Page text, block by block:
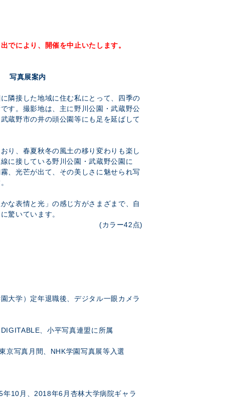
でにより、開催を中止いたします。
写真展案内
隣接した地域に住む私にとって、四季の
す。撮影地は、主に野川公園・武蔵野公
蔵野市の井の頭公園等にも足を延ばして
り、春夏秋冬の風土の移り変わりも楽し
に接している野川公園・武蔵野公園に
、光芒が出て、その美しさに魅せられ写
な表情と光」の感じ方がさまざまで、自
驚いています。
(カラー42点)
大学）定年退職後、デジタル一眼カメラ
、小平写真連盟に所属
京写真月間、NHK学園写真展等入選
10月、2018年6月杏林大学病院ギャラ